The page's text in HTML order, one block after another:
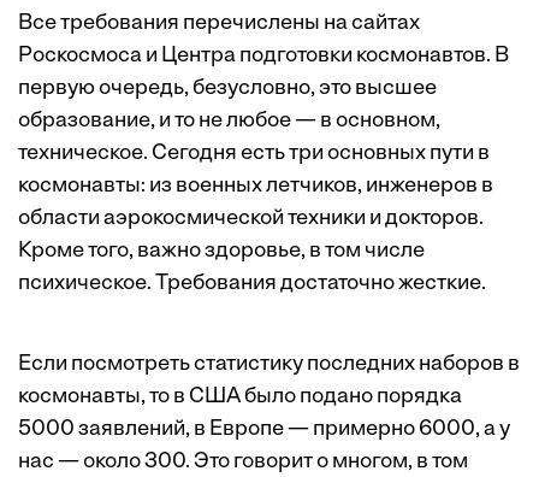
Все требования перечислены на сайтах
Роскосмоса и Центра подготовки космонавтов. В
первую очередь, безусловно, это высшее
образование, и то не любое — в основном,
техническое. Сегодня есть три основных пути в
космонавты: из военных летчиков, инженеров в
области аэрокосмической техники и докторов.
Кроме того, важно здоровье, в том числе
психическое. Требования достаточно жесткие.
Если посмотреть статистику последних наборов в
космонавты, то в США было подано порядка
5000 заявлений, в Европе — примерно 6000, а у
нас — около 300. Это говорит о многом, в том